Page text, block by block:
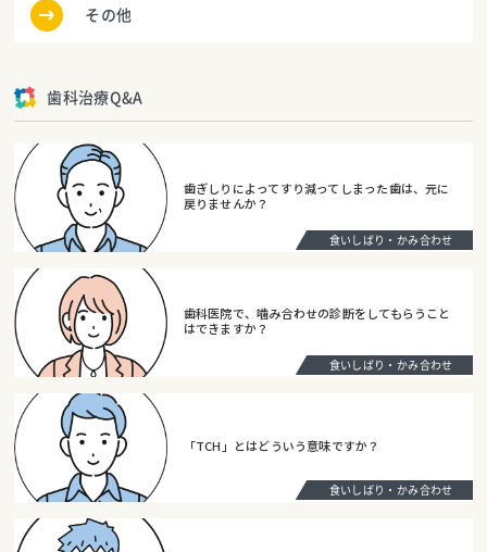
その他
歯科治療Q&A
歯ぎしりによってすり減ってしまった歯は、元に
戻りませんか？
食いしばり・かみ合わせ
歯科医院で、噛み合わせの診断をしてもらうこと
はできますか？
食いしばり・かみ合わせ
「TCH」とはどういう意味ですか？
食いしばり・かみ合わせ